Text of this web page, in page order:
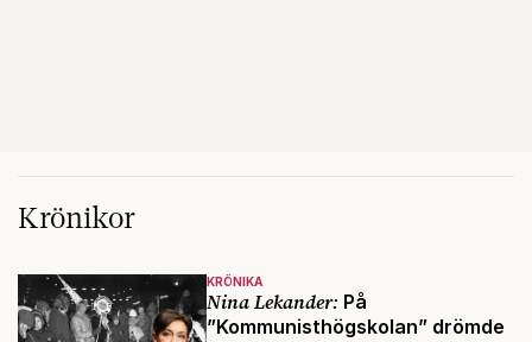
Krönikor
KRÖNIKA
Nina Lekander: På
”Kommunisthögskolan” drömde